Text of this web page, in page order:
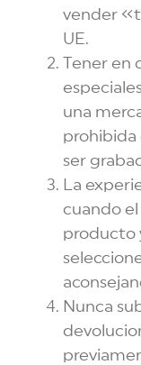
vender
UE.
Tener en
una
prohibida
ser
La
cuando
producto
Nunca